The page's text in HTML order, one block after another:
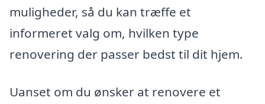
muligheder, så du kan træffe et
informeret valg om, hvilken type
renovering der passer bedst til dit hjem.
Uanset om du ønsker at renovere et